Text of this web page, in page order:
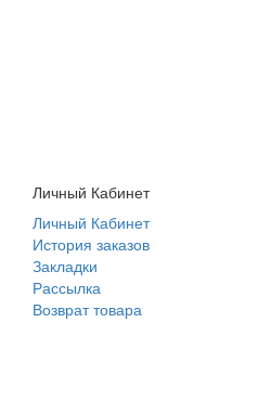
Личный Кабинет
Личный Кабинет
История заказов
Закладки
Рассылка
Возврат товара